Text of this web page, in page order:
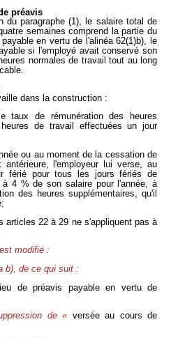
préavis
du paragraphe (1), le salaire total de
semaines comprend la partie du
en vertu de l'alinéa 62(1)b), le
si l'employé avait conservé son
normales de travail tout au long
dans la construction :
taux de rémunération des heures
de travail effectuées un jour
ou au moment de la cessation de
l'employeur lui verse, au
férié pour tous les jours fériés de
à 4 % de son salaire pour l'année, à
des heures supplémentaires, qu'il
articles 22 à 29 ne s'appliquent pas à
modifié :
b), de ce qui suit :
de préavis payable en vertu de
de « versée au cours de